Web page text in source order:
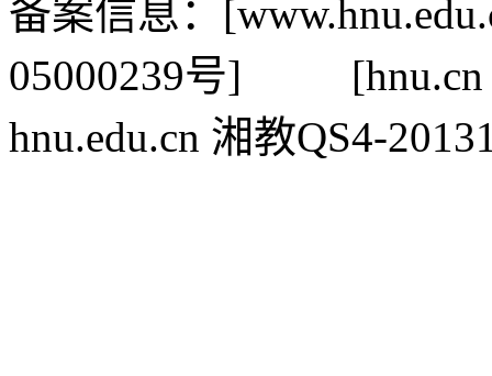
备案信息：
05000239号] [hnu.cn
hnu.edu.cn 湘教QS4-